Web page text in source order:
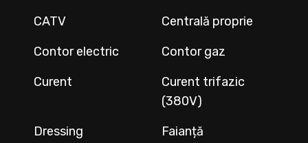
CATV
Centrală proprie
Contor electric
Contor gaz
Curent
Curent trifazic
(380V)
Dressing
Faianță